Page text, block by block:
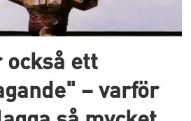
också ett
– varför